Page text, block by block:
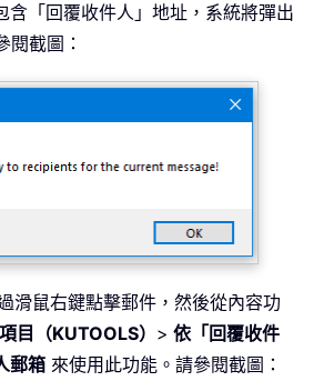
含「回覆收件人」地址，系統將彈出
閱截圖：
滑鼠右鍵點擊郵件，然後從內容功
目（KUTOOLS） > 依「回覆收件
郵箱 來使用此功能。請參閱截圖：